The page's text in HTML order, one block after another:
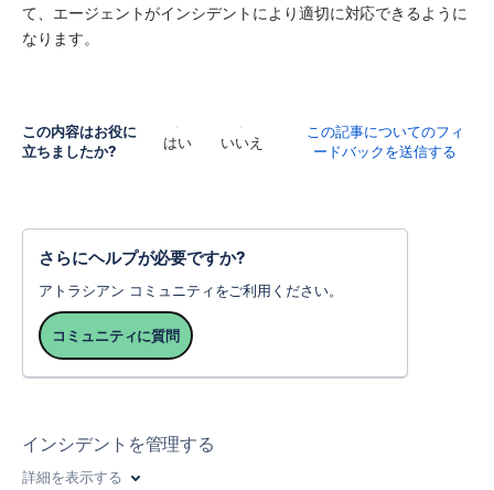
て、エージェントがインシデントにより適切に対応できるように
なります。
この内容はお役に
立ちましたか?
はい いいえ
この記事についてのフィ
ードバックを送信する
さらにヘルプが必要ですか?
アトラシアン コミュニティをご利用ください。
コミュニティに質問
インシデントを管理する
詳細を表示する